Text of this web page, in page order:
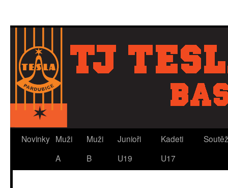
Novinky Muži
A
Muži
B
Junioři
U19
Kadeti
U17